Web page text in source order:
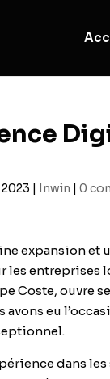
2023 | Inwin |0
expansion
entreprises
Coste, ouvre
avons eu
dans les